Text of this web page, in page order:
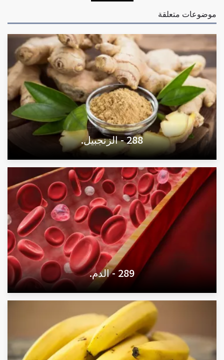
موضوعات متعلقة
288 - الزنجبيل.
289 - الدم.